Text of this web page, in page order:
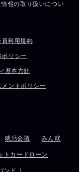
利用規約
ポリシー
基本方針
ントポリシー